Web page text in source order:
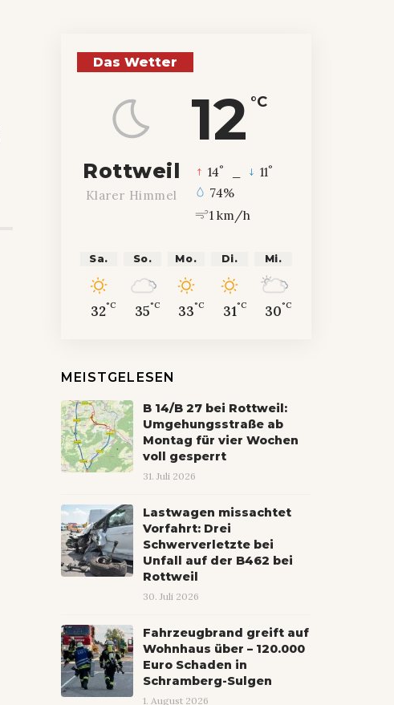
Das Wetter
12 °C
Rottweil
Klarer Himmel
14° 11°
74%
1 km/h
Sa.
32°C
So.
35°C
Mo.
33°C
Di.
31°C
Mi.
30°C
MEISTGELESEN
B 14/B 27 bei Rottweil:
Umgehungsstraße ab
Montag für vier Wochen
voll gesperrt
31. Juli 2026
Lastwagen missachtet
Vorfahrt: Drei
Schwerverletzte bei
Unfall auf der B462 bei
Rottweil
30. Juli 2026
Fahrzeugbrand greift auf
Wohnhaus über – 120.000
Euro Schaden in
Schramberg-Sulgen
1. August 2026